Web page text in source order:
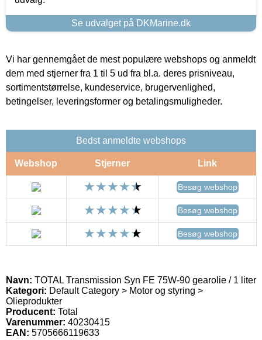
Se udvalget på DKMarine.dk
Vi har gennemgået de mest populære webshops og anmeldt
dem med stjerner fra 1 til 5 ud fra bl.a. deres prisniveau,
sortimentstørrelse, kundeservice, brugervenlighed,
betingelser, leveringsformer og betalingsmuligheder.
Bedst anmeldte webshops
Webshop Stjerner Link
Besøg webshop
Besøg webshop
Besøg webshop
Navn: TOTAL Transmission Syn FE 75W-90 gearolie / 1 liter
Kategori: Default Category > Motor og styring >
Olieprodukter
Producent: Total
Varenummer: 40230415
EAN: 5705666119633